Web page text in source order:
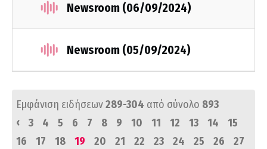
Newsroom (06/09/2024)
Newsroom (05/09/2024)
Εμφάνιση ειδήσεων289-304 από σύνολο 893
‹
3 4 5 6 7 8 9 10 11 12 13 14
15
16
17 18 19 20 21 22 23 24 25 26
27